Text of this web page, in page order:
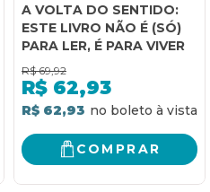
A VOLTA DO SENTIDO:
ESTE LIVRO NÃO É (SÓ)
PARA LER, É PARA VIVER
R$ 69,92
R$ 62,93
R$ 62,93
COMPRAR